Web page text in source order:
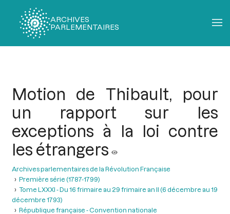
ARCHIVES
PARLEMENTAIRES
Motion de Thibault, pour
un rapport sur les
exceptions à la loi contre
les étrangers
Archives parlementaires de la Révolution Française
Première série (1787-1799)
Tome LXXXI - Du 16 frimaire au 29 frimaire an II (6 décembre au 19
décembre 1793)
République française - Convention nationale